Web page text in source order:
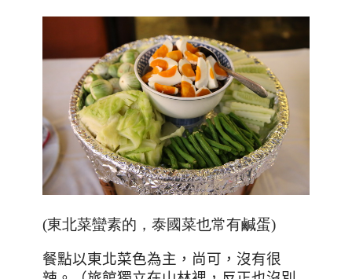
(東北菜蠻素的，泰國菜也常有鹹蛋)
餐點以東北菜色為主，尚可，沒有很